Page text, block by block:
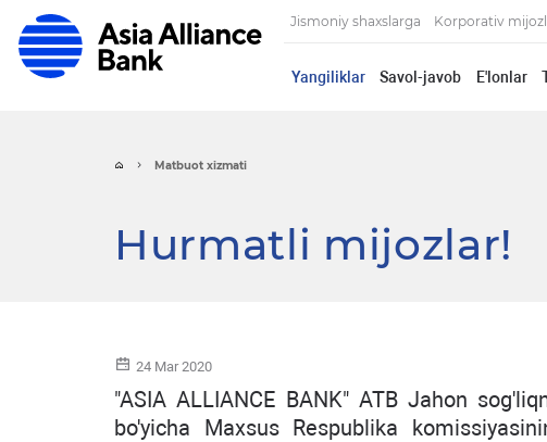
Jismoniy shaxslarga Korporativ
Yangiliklar Savol-javob E'lonlar
Matbuot xizmati
Hurmatli mijozlar!
24 Mar 2020
"ASIA ALLIANCE BANK" ATB Jahon
bo'yicha Maxsus Respublika